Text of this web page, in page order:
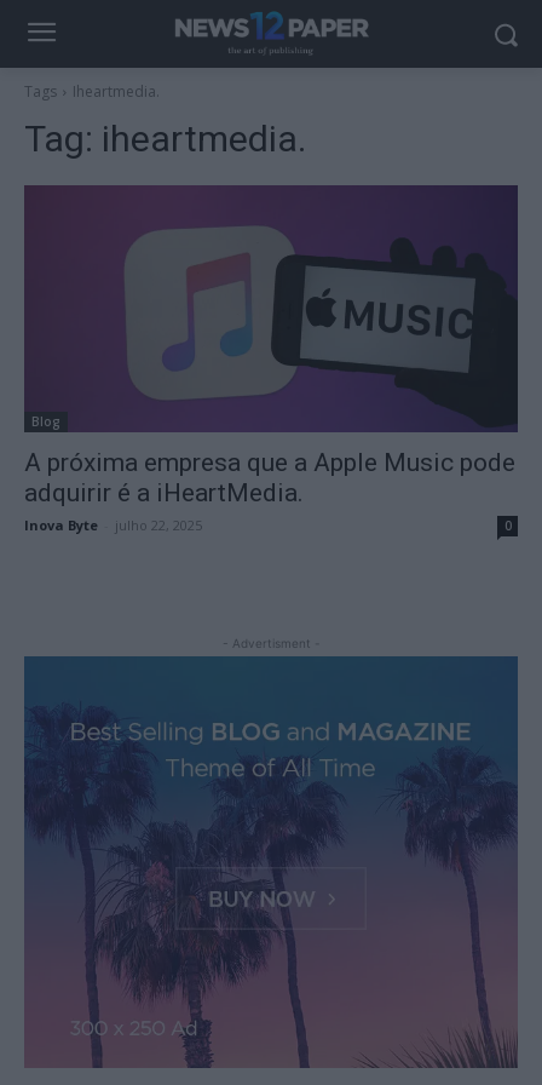
Tags Iheartmedia.
Tag: iheartmedia.
Blog
A próxima empresa que a Apple Music pode
adquirir é a iHeartMedia.
Inova Byte julho 22, 2025 0
- Advertisment -